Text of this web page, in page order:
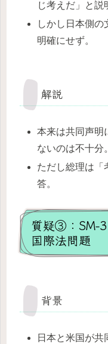
じ考えだ」と説
しかし日本側の
明確にせず。
解説
本来は共同声明
ないのは不十分。
ただし総理は「
答。
質疑③：SM-3
国際法問題
背景
日本と米国が